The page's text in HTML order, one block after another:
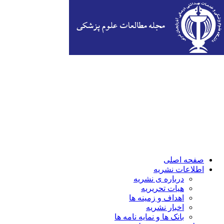
صفحه اصلی
اطلاعات نشریه
درباره ی نشریه
هیات تحریریه
اهداف و زمینه ها
اخبار نشریه
بانک ها و نمایه نامه ها